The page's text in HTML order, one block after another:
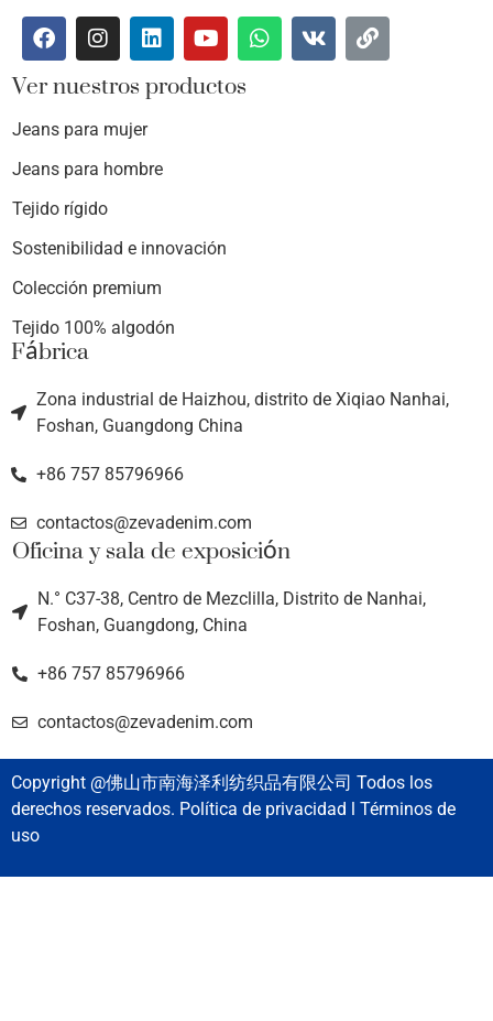
Ver nuestros productos
Jeans para mujer
Jeans para hombre
Tejido rígido
Sostenibilidad e innovación
Colección premium
Tejido 100% algodón
Fábrica
Zona industrial de Haizhou, distrito de Xiqiao Nanhai,
Foshan, Guangdong China
+86 757 85796966
contactos@zevadenim.com
Oficina y sala de exposición
N.° C37-38, Centro de Mezclilla, Distrito de Nanhai,
Foshan, Guangdong, China
+86 757 85796966
contactos@zevadenim.com
Copyright @佛山市南海泽利纺织品有限公司 Todos los
derechos reservados. Política de privacidad l Términos de
uso